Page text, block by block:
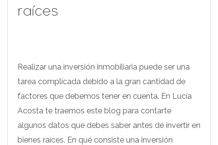
raíces
Realizar una inversión inmobiliaria puede ser una
tarea complicada debido a la gran cantidad de
factores que debemos tener en cuenta. En Lucía
Acosta te traemos este blog para contarte
algunos datos que debes saber antes de invertir en
bienes raíces. En qué consiste una inversión